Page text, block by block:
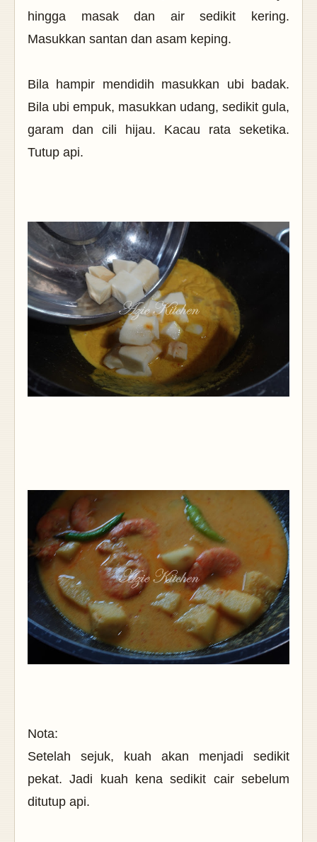
hingga masak dan air sedikit kering.
Masukkan santan dan asam keping.
Bila hampir mendidih masukkan ubi badak.
Bila ubi empuk, masukkan udang, sedikit gula,
garam dan cili hijau. Kacau rata seketika.
Tutup api.
Nota:
Setelah sejuk, kuah akan menjadi sedikit
pekat. Jadi kuah kena sedikit cair sebelum
ditutup api.